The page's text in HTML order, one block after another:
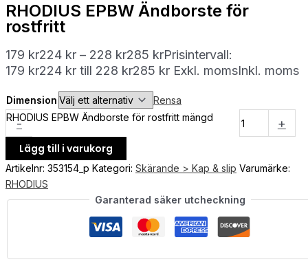
RHODIUS EPBW Ändborste för
rostfritt
179 kr224 kr – 228 kr285 krPrisintervall:
179 kr224 kr till 228 kr285 kr Exkl. momsInkl. moms
Dimension Rensa
-
RHODIUS EPBW Ändborste för rostfritt mängd +
Lägg till i varukorg
Artikelnr: 353154_p Kategori: Skärande > Kap & slip Varumärke:
RHODIUS
Garanterad säker utcheckning